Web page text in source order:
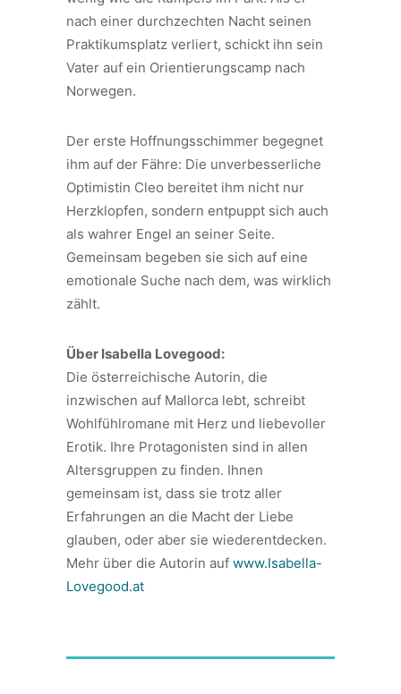
nach einer durchzechten Nacht seinen
Praktikumsplatz verliert, schickt ihn sein
Vater auf ein Orientierungscamp nach
Norwegen.
Der erste Hoffnungsschimmer begegnet
ihm auf der Fähre: Die unverbesserliche
Optimistin Cleo bereitet ihm nicht nur
Herzklopfen, sondern entpuppt sich auch
als wahrer Engel an seiner Seite.
Gemeinsam begeben sie sich auf eine
emotionale Suche nach dem, was wirklich
zählt.
Über Isabella Lovegood:
Die österreichische Autorin, die
inzwischen auf Mallorca lebt, schreibt
Wohlfühlromane mit Herz und liebevoller
Erotik. Ihre Protagonisten sind in allen
Altersgruppen zu finden. Ihnen
gemeinsam ist, dass sie trotz aller
Erfahrungen an die Macht der Liebe
glauben, oder aber sie wiederentdecken.
Mehr über die Autorin auf www.Isabella-
Lovegood.at